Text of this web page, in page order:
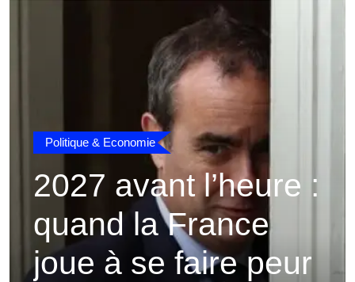
Politique & Economie
2027 avant l’heure :
quand la France
joue à se faire peur